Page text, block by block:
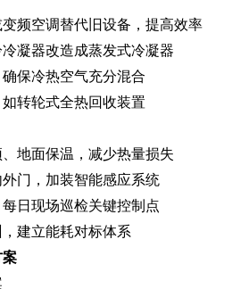
频空调替代旧设备，提高效率
凝器改造成蒸发式冷凝器
保冷热空气充分混合
转轮式全热回收装置
地面保温，减少热量损失
门，加装智能感应系统
日现场巡检关键控制点
建立能耗对标体系
案